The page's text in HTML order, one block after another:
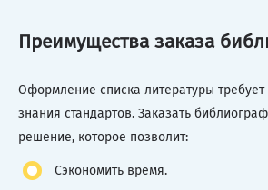
Преимущества заказа
Оформление списка литературы требует
знания стандартов. Заказать
решение, которое позволит:
Сэкономить время.